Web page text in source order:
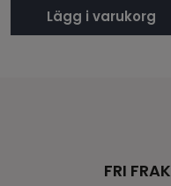
Lägg i varukorg
FRI